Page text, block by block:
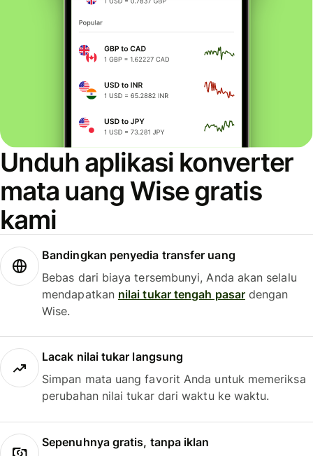
Unduh aplikasi konverter
mata uang Wise gratis
kami
Bandingkan penyedia transfer uang
Bebas dari biaya tersembunyi, Anda akan selalu
mendapatkan nilai tukar tengah pasardengan
Wise.
Lacak nilai tukar langsung
Simpan mata uang favorit Anda untuk memeriksa
perubahan nilai tukar dari waktu ke waktu.
Sepenuhnya gratis, tanpa iklan